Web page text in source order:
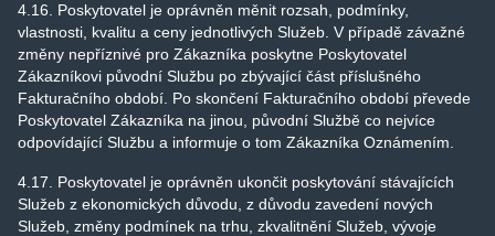
4.16. Poskytovatel je oprávněn měnit rozsah, podmínky,
vlastnosti, kvalitu a ceny jednotlivých Služeb. V případě závažné
změny nepříznivé pro Zákazníka poskytne Poskytovatel
Zákazníkovi původní Službu po zbývající část příslušného
Fakturačního období. Po skončení Fakturačního období převede
Poskytovatel Zákazníka na jinou, původní Službě co nejvíce
odpovídající Službu a informuje o tom Zákazníka Oznámením.
4.17. Poskytovatel je oprávněn ukončit poskytování stávajících
Služeb z ekonomických důvodu, z důvodu zavedení nových
Služeb, změny podmínek na trhu, zkvalitnění Služeb, vývoje